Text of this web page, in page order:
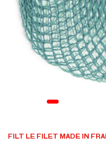
FILT LE FILET MADE IN